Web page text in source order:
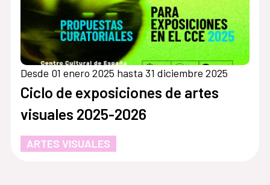
Desde 01 enero 2025 hasta 31 diciembre 2025
Ciclo de exposiciones de artes
visuales 2025-2026
ARTES VISUALES